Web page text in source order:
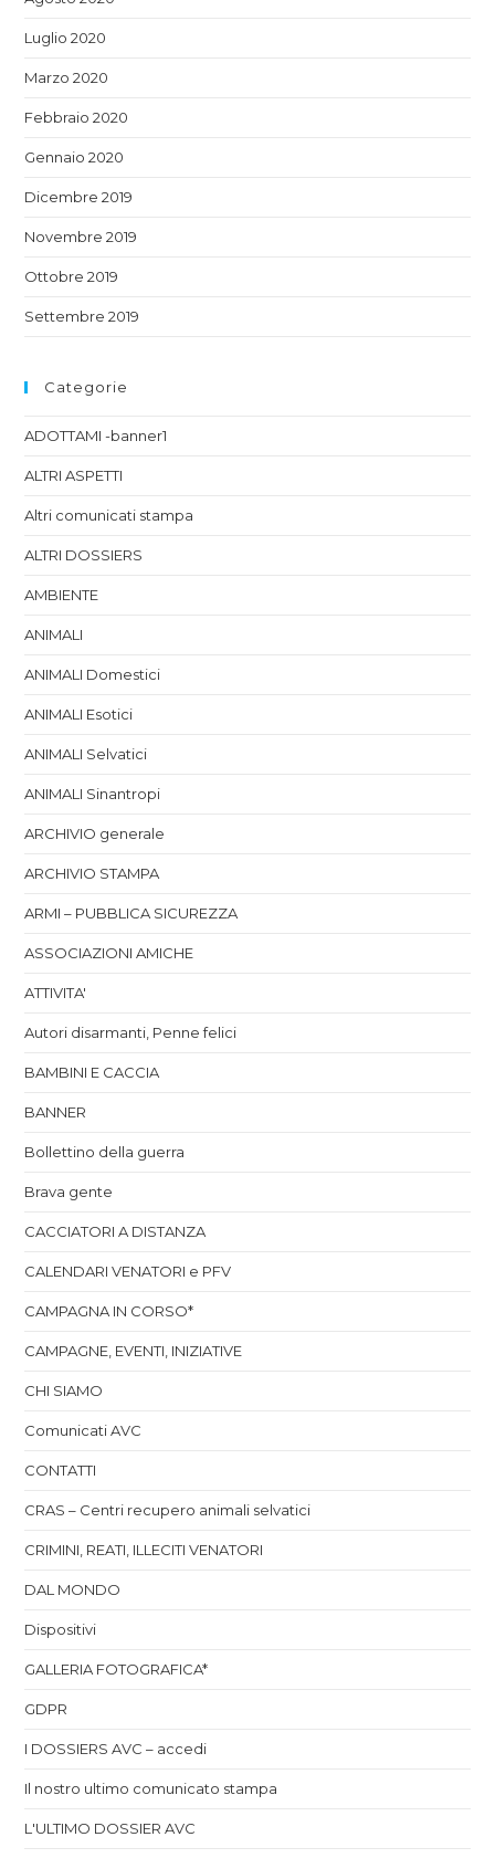
Luglio 2020
Marzo 2020
Febbraio 2020
Gennaio 2020
Dicembre 2019
Novembre 2019
Ottobre 2019
Settembre 2019
Categorie
ADOTTAMI -banner1
ALTRI ASPETTI
Altri comunicati stampa
ALTRI DOSSIERS
AMBIENTE
ANIMALI
ANIMALI Domestici
ANIMALI Esotici
ANIMALI Selvatici
ANIMALI Sinantropi
ARCHIVIO generale
ARCHIVIO STAMPA
ARMI – PUBBLICA SICUREZZA
ASSOCIAZIONI AMICHE
ATTIVITA'
Autori disarmanti, Penne felici
BAMBINI E CACCIA
BANNER
Bollettino della guerra
Brava gente
CACCIATORI A DISTANZA
CALENDARI VENATORI e PFV
CAMPAGNA IN CORSO*
CAMPAGNE, EVENTI, INIZIATIVE
CHI SIAMO
Comunicati AVC
CONTATTI
CRAS – Centri recupero animali selvatici
CRIMINI, REATI, ILLECITI VENATORI
DAL MONDO
Dispositivi
GALLERIA FOTOGRAFICA*
GDPR
I DOSSIERS AVC – accedi
Il nostro ultimo comunicato stampa
L'ULTIMO DOSSIER AVC